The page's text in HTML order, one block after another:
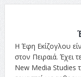
Η Έφη Εκίζογλου
στον Πειραιά. Έχει
New Media Studies